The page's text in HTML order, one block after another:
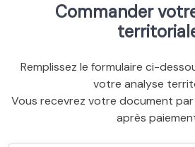
Commander
Remplissez le formulaire ci-
votre analyse
Vous recevrez votre document
après